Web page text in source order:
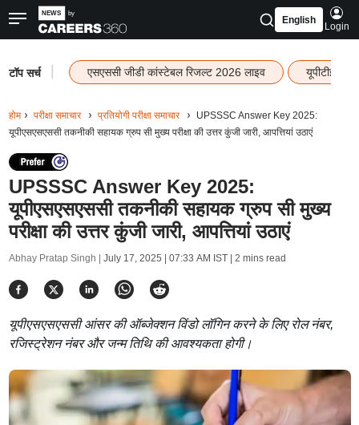
English
Login
टॉप सर्च एसएससी जीडी कांस्टेबल रिजल्ट 2026 लाइव यूपीटीईटी
होम परीक्षा समाचार प्रतियोगी परीक्षा समाचार
UPSSSC Answer Key 2025:
यूपीएसएसएससी तकनीकी सहायक ग्रुप सी मुख्य परीक्षा की उत्तर कुंजी जारी, आपत्तियां उठाएं
UPSSSC Answer Key 2025:
यूपीएसएसएससी तकनीकी सहायक ग्रुप सी मुख्य
परीक्षा की उत्तर कुंजी जारी, आपत्तियां उठाएं
Abhay Pratap Singh | July 17, 2025 | 07:33 AM IST| 2 mins read
यूपीएसएसएससी आंसर की ऑब्जेक्शन विंडो लॉगिन करने के लिए रोल नंबर,
रजिस्ट्रेशन नंबर और जन्म तिथि की आवश्यकता होगी।